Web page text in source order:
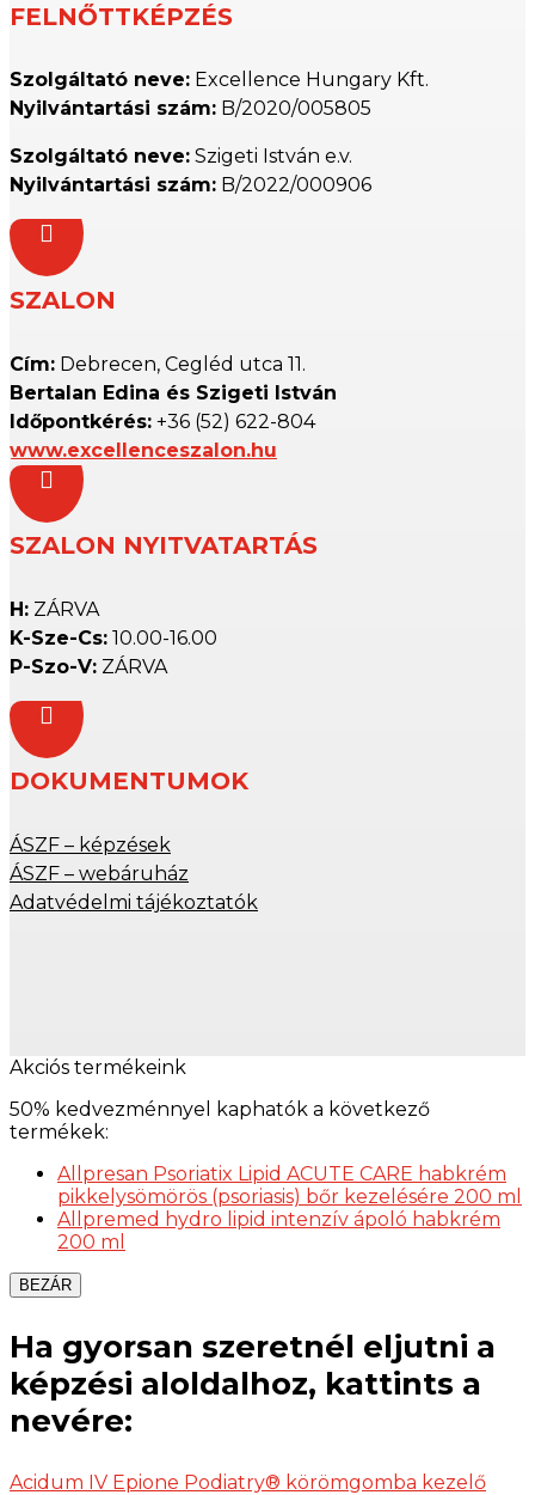
FELNŐTTKÉPZÉS
Szolgáltató neve: Excellence Hungary Kft.
Nyilvántartási szám: B/2020/005805
Szolgáltató neve: Szigeti István e.v.
Nyilvántartási szám: B/2022/000906

SZALON
Cím: Debrecen, Cegléd utca 11.
Bertalan Edina és Szigeti István
Időpontkérés: +36 (52) 622-804
www.excellenceszalon.hu

SZALON NYITVATARTÁS
H: ZÁRVA
K-Sze-Cs: 10.00-16.00
P-Szo-V: ZÁRVA

DOKUMENTUMOK
ÁSZF – képzések
ÁSZF – webáruház
Adatvédelmi tájékoztatók
Akciós termékeink
50% kedvezménnyel kaphatók a következő
termékek:
Allpresan Psoriatix Lipid ACUTE CARE habkrém
pikkelysömörös (psoriasis) bőr kezelésére 200 ml
Allpremed hydro lipid intenzív ápoló habkrém
200 ml
BEZÁR
Ha gyorsan szeretnél eljutni a
képzési aloldalhoz, kattints a
nevére:
Acidum IV Epione Podiatry® körömgomba kezelő